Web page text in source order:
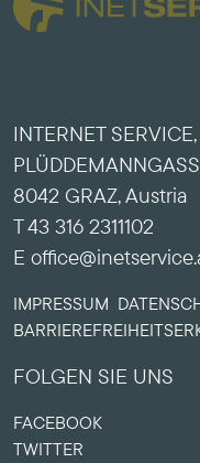
INTERNET
8042 GRAZ, Austria
T 43 316 2311102
E
IMPRESSUM
FOLGEN SIE UNS
FACEBOOK
TWITTER